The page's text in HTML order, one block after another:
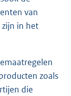
van
in het
zoals
die